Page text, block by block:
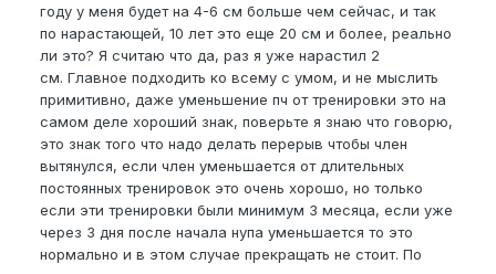
году у меня будет на 4-6 см больше чем сейчас, и так
по нарастающей, 10 лет это еще 20 см и более, реально
ли это? Я считаю что да, раз я уже нарастил 2
см. Главное подходить ко всему с умом, и не мыслить
примитивно, даже уменьшение пч от тренировки это на
самом деле хороший знак, поверьте я знаю что говорю,
это знак того что надо делать перерыв чтобы член
вытянулся, если член уменьшается от длительных
постоянных тренировок это очень хорошо, но только
если эти тренировки были минимум 3 месяца, если уже
через 3 дня после начала нупа уменьшается то это
нормально и в этом случае прекращать не стоит. По